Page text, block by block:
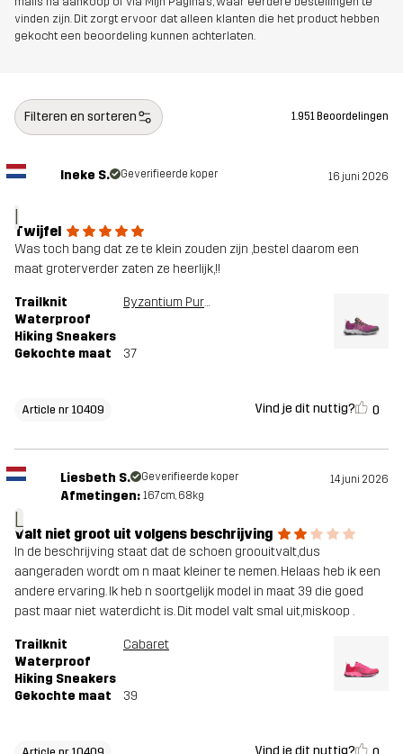
vinden zijn. Dit zorgt ervoor dat alleen klanten die het product hebben
gekocht een beoordeling kunnen achterlaten.
Filteren en sorteren 1.951 Beoordelingen
I
Ineke S. Geverifieerde koper 16 juni 2026
Twijfel
Was toch bang dat ze te klein zouden zijn ,bestel daarom een
maat groterverder zaten ze heerlijk,!!
Trailknit
Waterproof
Hiking Sneakers
Byzantium Purple
Gekochte maat 37
Article nr 10409 Vind je dit nuttig? 0
L
Liesbeth S. Geverifieerde koper 14 juni 2026
Afmetingen: 167cm, 68kg
Valt niet groot uit volgens beschrijving
In de beschrijving staat dat de schoen groouitvalt,dus
aangeraden wordt om n maat kleiner te nemen. Helaas heb ik een
andere ervaring. Ik heb n soortgelijk model in maat 39 die goed
past maar niet waterdicht is. Dit model valt smal uit,miskoop .
Trailknit
Waterproof
Hiking Sneakers
Cabaret
Gekochte maat 39